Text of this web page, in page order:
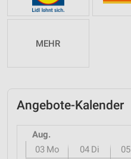
MEHR
Angebote-Kalender
Aug.
03 Mo 04 Di 05